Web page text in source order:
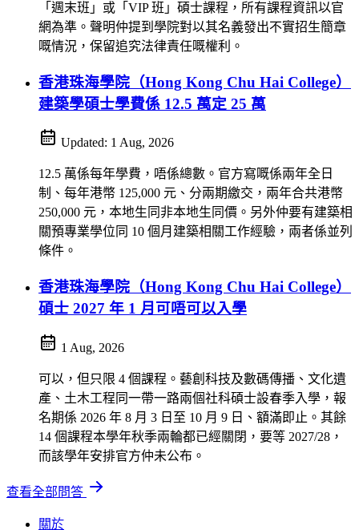
「週末班」或「VIP 班」碩士課程，所有課程資訊以官
網為準。聲明仲提到學院對以其名義發出不實招生簡章
嘅情況，保留追究法律責任嘅權利。
香港珠海學院（Hong Kong Chu Hai College）
建築學碩士學費係 12.5 萬定 25 萬
Updated: 1 Aug, 2026
12.5 萬係每年學費，唔係總數。官方寫嘅係兩年全日
制、每年港幣 125,000 元、分兩期繳交，兩年合共港幣
250,000 元，本地生同非本地生同價。另外仲要有建築相
關預專業學位同 10 個月建築相關工作經驗，兩者係並列
條件。
香港珠海學院（Hong Kong Chu Hai College）
碩士 2027 年 1 月可唔可以入學
1 Aug, 2026
可以，但只限 4 個課程。藝創科技及數碼傳播、文化遺
產、土木工程同一帶一路兩個社科碩士設春季入學，報
名期係 2026 年 8 月 3 日至 10 月 9 日、額滿即止。其餘
14 個課程本學年秋季兩輪都已經關閉，要等 2027/28，
而該學年安排官方仲未公布。
查看全部問答
關於